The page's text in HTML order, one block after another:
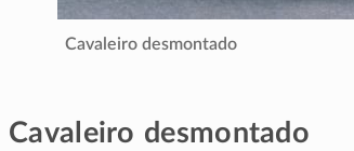
Cavaleiro desmontado
Cavaleiro desmontado